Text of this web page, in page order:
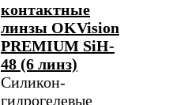
контактные
линзы OKVision
PREMIUM SiH-
48 (6 линз)
Силикон-
гидрогелевые